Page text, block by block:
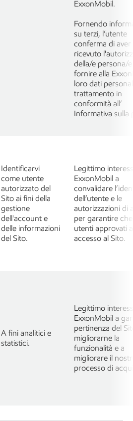
ExxonMobil.
Fornendo
su terzi, l’utente
conferma di aver
ricevuto
della/e persona/
fornire alla
loro dati
trattamento in
conformità all’
Informativa sulla
Identificarvi
come utente
autorizzato del
Sito ai fini della
gestione
dell'account e
delle informazioni
del Sito.
Legittimo
ExxonMobil a
convalidare
dell’utente e le
autorizzazioni di
per garantire
utenti approvati
accesso al Sito.
A fini analitici e
statistici.
Legittimo
ExxonMobil a
pertinenza del
migliorarne la
funzionalità e a
migliorare il
processo di